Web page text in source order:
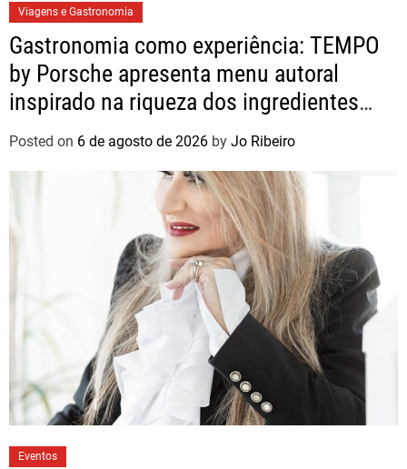
Viagens e Gastronomia
Gastronomia como experiência: TEMPO
by Porsche apresenta menu autoral
inspirado na riqueza dos ingredientes
brasileiros
Posted on 6 de agosto de 2026 by Jo Ribeiro
Eventos